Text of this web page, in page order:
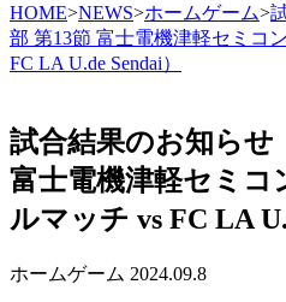
HOME>NEWS>ホームゲーム>
部 第13節 富士電機津軽セミコ
FC LA U.de Sendai）
試合結果のお知らせ
富士電機津軽セミコ
ルマッチ vs FC LA
ホームゲーム 2024.09.8